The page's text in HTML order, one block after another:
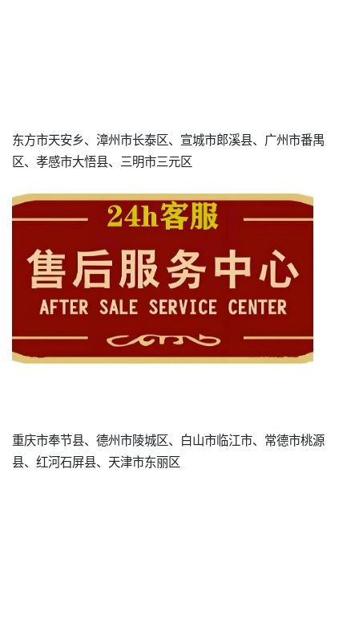
东方市天安乡、漳州市长泰区、宣城市郎溪县、广州市番禺
区、孝感市大悟县、三明市三元区
重庆市奉节县、德州市陵城区、白山市临江市、常德市桃源
县、红河石屏县、天津市东丽区